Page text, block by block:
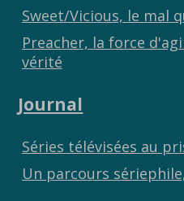
Sweet/Vicious, le mal
Preacher, la force
vérité
Journal
Séries télévisées au
Un parcours